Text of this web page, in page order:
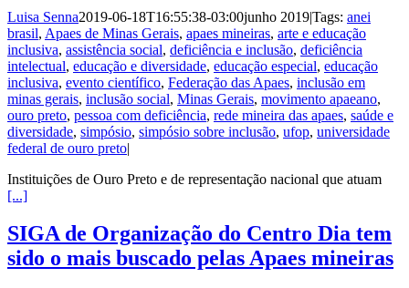
Luisa Senna2019-06-18T16:55:38-03:00junho 2019|Tags: anei
brasil, Apaes de Minas Gerais, apaes mineiras, arte e educação
inclusiva, assistência social, deficiência e inclusão, deficiência
intelectual, educação e diversidade, educação especial, educação
inclusiva, evento científico, Federação das Apaes, inclusão em
minas gerais, inclusão social, Minas Gerais, movimento apaeano,
ouro preto, pessoa com deficiência, rede mineira das apaes, saúde e
diversidade, simpósio, simpósio sobre inclusão, ufop, universidade
federal de ouro preto|
Instituições de Ouro Preto e de representação nacional que atuam
[...]
SIGA de Organização do Centro Dia tem
sido o mais buscado pelas Apaes mineiras